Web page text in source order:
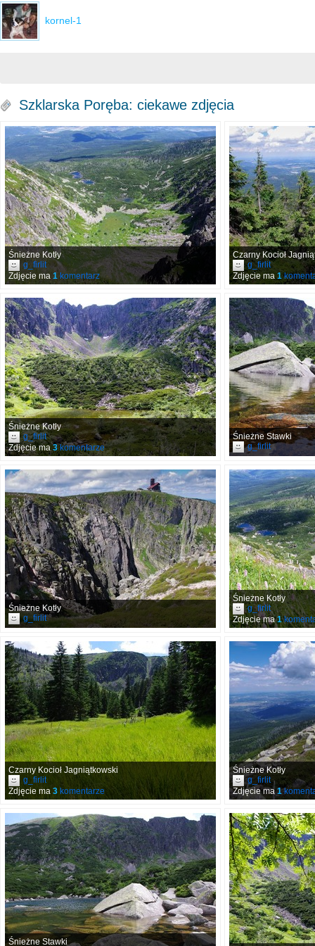
kornel-1
Szklarska Poręba: ciekawe zdjęcia
Śnieżne Kotły
g_firlit
Zdjęcie ma 1 komentarz
Czarny Kocioł
g_firlit
Zdjęcie ma 1
Śnieżne Kotły
g_firlit
Zdjęcie ma3komentarze
Śnieżne Stawki
g_firlit
Śnieżne Kotły
g_firlit
Śnieżne Kotły
g_firlit
Zdjęcie ma1
Czarny Kocioł Jagniątkowski
g_firlit
Zdjęcie ma 3 komentarze
Śnieżne Kotły
g_firlit
Zdjęcie ma1
Śnieżne Stawki